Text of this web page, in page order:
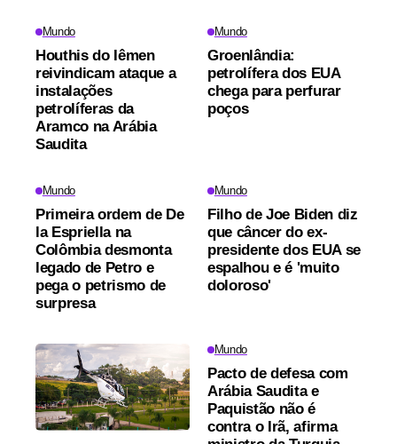
Mundo
Houthis do Iêmen
reivindicam ataque a
instalações
petrolíferas da
Aramco na Arábia
Saudita
Mundo
Groenlândia:
petrolífera dos EUA
chega para perfurar
poços
Mundo
Primeira ordem de De
la Espriella na
Colômbia desmonta
legado de Petro e
pega o petrismo de
surpresa
Mundo
Filho de Joe Biden diz
que câncer do ex-
presidente dos EUA se
espalhou e é 'muito
doloroso'
Mundo
Pacto de defesa com
Arábia Saudita e
Paquistão não é
contra o Irã, afirma